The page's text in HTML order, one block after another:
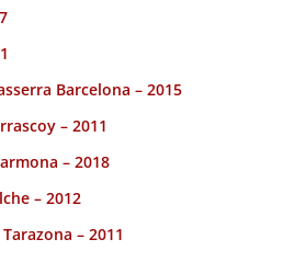
Barcelona – 2015
– 2011
– 2018
– 2012
– 2011